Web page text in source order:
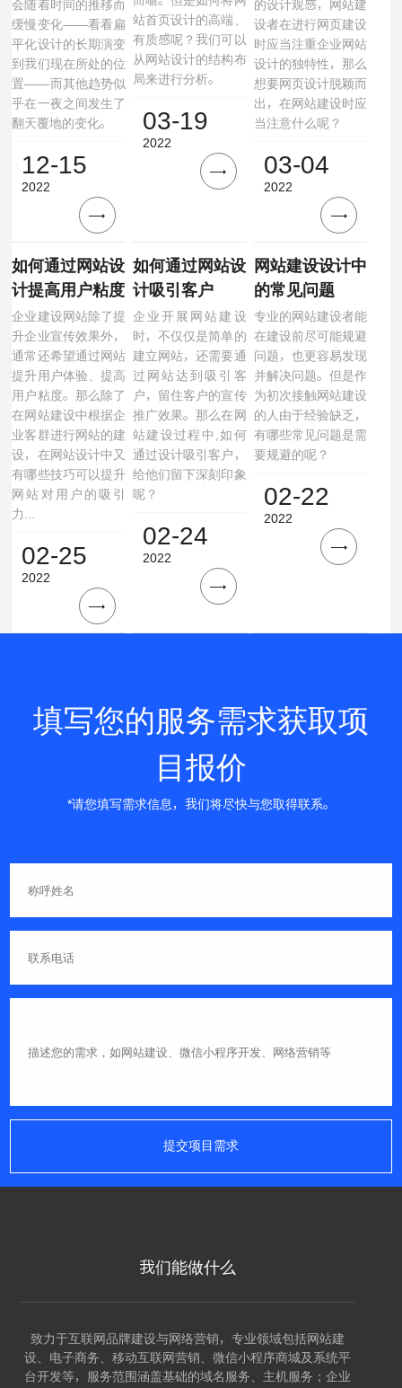
会随着时间的推移而
缓慢变化——看看扁
平化设计的长期演变
到我们现在所处的位
置——而其他趋势似
乎在一夜之间发生了
翻天覆地的变化。
12-15
2022
站首页设计的高端、
有质感呢？我们可以
从网站设计的结构布
局来进行分析。
03-19
2022
的设计观感，网站建
设者在进行网页建设
时应当注重企业网站
设计的独特性，那么
想要网页设计脱颖而
出，在网站建设时应
当注意什么呢？
03-04
2022
如何通过网站设
计提高用户粘度
企业建设网站除了提
升企业宣传效果外，
通常还希望通过网站
提升用户体验、提高
用户粘度。那么除了
在网站建设中根据企
业客群进行网站的建
设，在网站设计中又
有哪些技巧可以提升
网站对用户的吸引
力...
02-25
2022
如何通过网站设
计吸引客户
企业开展网站建设
时，不仅仅是简单的
建立网站，还需要通
过网站达到吸引客
户，留住客户的宣传
推广效果。那么在网
站建设过程中,如何
通过设计吸引客户，
给他们留下深刻印象
呢？
02-24
2022
网站建设设计中
的常见问题
专业的网站建设者能
在建设前尽可能规避
问题，也更容易发现
并解决问题。但是作
为初次接触网站建设
的人由于经验缺乏，
有哪些常见问题是需
要规避的呢？
02-22
2022
填写您的服务需求获取项
目报价
*请您填写需求信息，我们将尽快与您取得联系。
提交项目需求
我们能做什么
致力于互联网品牌建设与网络营销，专业领域包括网站建
设、电子商务、移动互联网营销、微信小程序商城及系统平
台开发等，服务范围涵盖基础的域名服务、主机服务；企业